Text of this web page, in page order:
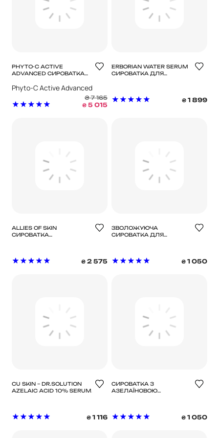
PHYTO-C ACTIVE
ADVANCED СИРОВАТКА
Phyto-C Active Advanced
₴ 7 165
₴ 5 015
ERBORIAN WATER SERUM
СИРОВАТКА ДЛЯ
₴ 1 899
ALLIES OF SKIN
СИРОВАТКА
ADVANCED LIFTING
₴ 2 575
ЗВОЛОЖУЮЧА
СИРОВАТКА ДЛЯ
₴ 1 050
CU SKIN – DR.SOLUTION
AZELAIC ACID 10% SERUM
АЗЕЛАЇНОВОЮ
₴ 1 116
СИРОВАТКА З
АЗЕЛАЇНОВОЮ
GLUTATHIONE SERUM
₴ 1 050